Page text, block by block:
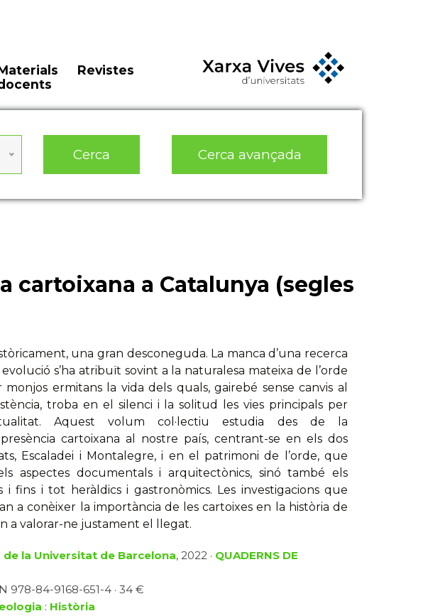
Revistes
Cerca Cerca avançada
cartoixana a Catalunya (segles
una gran desconeguda. La manca d’una recerca
s’ha atribuït sovint a la naturalesa mateixa de l’orde
ermitans la vida dels quals, gairebé sense canvis al
troba en el silenci i la solitud les vies principals per
Aquest volum col·lectiu estudia des de la
cartoixana al nostre país, centrant-se en els dos
Escaladei i Montalegre, i en el patrimoni de l’orde, que
aspectes documentals i arquitectònics, sinó també els
i fins i tot heràldics i gastronòmics. Les investigacions que
a conèixer la importància de les cartoixes en la història de
a valorar-ne justament el llegat.
de la Universitat de Barcelona, 2022 · QUADERNS DE
978-84-9168-651-4 · 34 €
: Història